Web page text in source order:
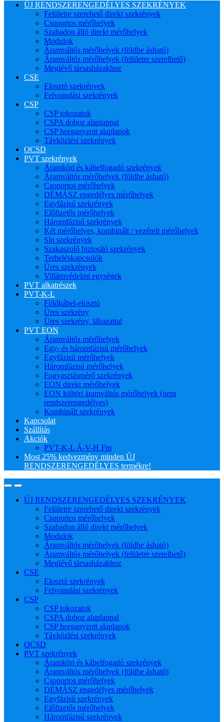
ÚJ RENDSZERENGEDÉLYES SZEKRÉNYEK
Felületre szerehető direkt szekrények
Csoportos mérőhelyek
Szabadon álló direkt mérőhelyek
Modulok
Áramváltós mérőhelyek (földbe ásható)
Áramváltós mérőhelyek (felületre szerelhető)
Meglévő társasházakhoz
CSE
Elosztó szekrények
Felvonulási szekrények
CSP
CSP tokozatok
CSPA doboz alaplappal
CSP horganyzott alaplapok
Távközlési szekrények
OCSD
PVT szekrények
Áramköri és kábelfogadó szekrények
Áramváltós mérőhelyek (földbe ásható)
Csoportos mérőhelyek
DÉMÁSZ engedélyes mérőhelyek
Egyfázisú szekrények
Előfizetős mérőhelyek
Háromfázisú szekrények
Két mérőhelyes, kombinált / vezérelt mérőhelyek
Sín szekrények
Szakaszoló biztosító szekrények
Terheléskapcsolók
Üres szekrények
Villámvédelmi egységek
PVT alkatrészek
PVT-K-L
Földkábel-elosztó
Üres szekrény
Üres szekrény, lábazattal
PVT EON
Áramváltós mérőhelyek
Egy- és háromfázisú mérőhelyek
Egyfázisú mérőhelyek
Háromfázisú mérőhelyek
Fogyasztásmérő szekrények
EON direkt mérőhelyek
EON kültéri áramváltós mérőhelyek (nem
rendszerengedélyes)
Kombinált szekrények
Kapcsolat
Szállítás
Akciók
PVT-K-L Á-V-H Fm
Most 25% kedvezmény minden ÚJ
RENDSZERENGEDÉLYES termékre!
ÚJ RENDSZERENGEDÉLYES SZEKRÉNYEK
Felületre szerehető direkt szekrények
Csoportos mérőhelyek
Szabadon álló direkt mérőhelyek
Modulok
Áramváltós mérőhelyek (földbe ásható)
Áramváltós mérőhelyek (felületre szerelhető)
Meglévő társasházakhoz
CSE
Elosztó szekrények
Felvonulási szekrények
CSP
CSP tokozatok
CSPA doboz alaplappal
CSP horganyzott alaplapok
Távközlési szekrények
OCSD
PVT szekrények
Áramköri és kábelfogadó szekrények
Áramváltós mérőhelyek (földbe ásható)
Csoportos mérőhelyek
DÉMÁSZ engedélyes mérőhelyek
Egyfázisú szekrények
Előfizetős mérőhelyek
Háromfázisú szekrények